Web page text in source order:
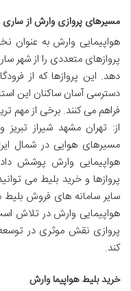
مسیرهای پروازی وارش از
هواپیمایی وارش به عنوان
پروازهای متعددی را از شهر
دهد. این پروازها که از
دسترسی آسان ساکنان این
فراهم می کنند. برخی از مهم
از: تهران مشهد شیراز
مسیرهای هوایی در شمال
هواپیمایی وارش پوشش
پروازها و خرید بلیط می
سایر سامانه های فروش بلیط
هواپیمایی وارش در تلاش
پروازی نقش موثری در
کند.
خرید بلیط هواپیما وارش